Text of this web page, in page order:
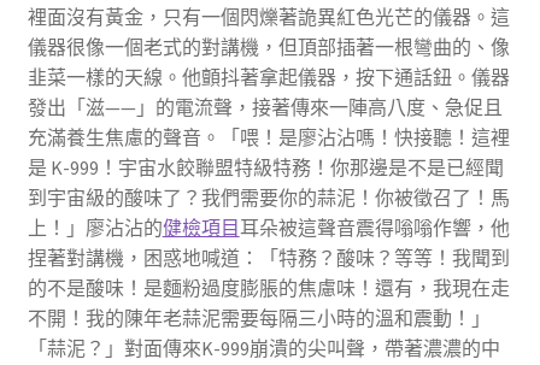
裡面沒有黃金，只有一個閃爍著詭異紅色光芒的儀器。這
儀器很像一個老式的對講機，但頂部插著一根彎曲的、像
韭菜一樣的天線。他顫抖著拿起儀器，按下通話鈕。儀器
發出「滋——」的電流聲，接著傳來一陣高八度、急促且
充滿養生焦慮的聲音。「喂！是廖沾沾嗎！快接聽！這裡
是 K-999！宇宙水餃聯盟特級特務！你那邊是不是已經聞
到宇宙級的酸味了？我們需要你的蒜泥！你被徵召了！馬
上！」廖沾沾的健檢項目耳朵被這聲音震得嗡嗡作響，他
捏著對講機，困惑地喊道：「特務？酸味？等等！我聞到
的不是酸味！是麵粉過度膨脹的焦慮味！還有，我現在走
不開！我的陳年老蒜泥需要每隔三小時的溫和震動！」
「蒜泥？」對面傳來K-999崩潰的尖叫聲，帶著濃濃的中